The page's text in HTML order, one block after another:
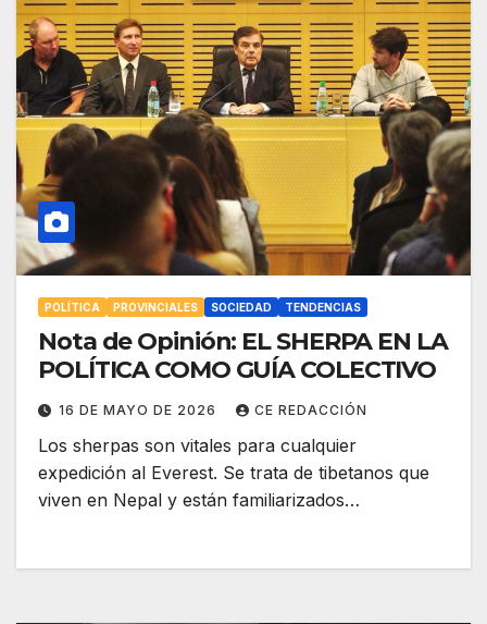
POLÍTICA PROVINCIALES SOCIEDAD TENDENCIAS
Nota de Opinión: EL SHERPA EN LA
POLÍTICA COMO GUÍA COLECTIVO
16 DE MAYO DE 2026 CE REDACCIÓN
Los sherpas son vitales para cualquier
expedición al Everest. Se trata de tibetanos que
viven en Nepal y están familiarizados…